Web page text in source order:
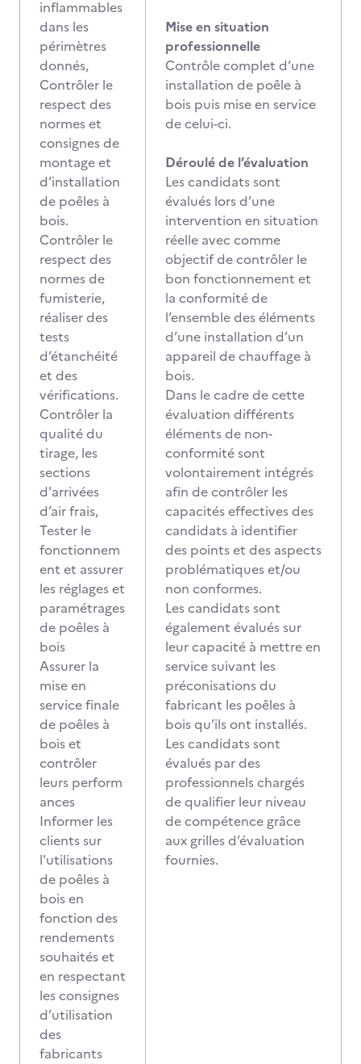
inflammables
dans les
périmètres
donnés,
Contrôler le
respect des
normes et
consignes de
montage et
d’installation
de poêles à
bois.
Contrôler le
respect des
normes de
fumisterie,
réaliser des
tests
d’étanchéité
et des
vérifications.
Contrôler la
qualité du
tirage, les
sections
d'arrivées
d’air frais,
Tester le
fonctionnem
ent et assurer
les réglages et
paramétrages
de poêles à
bois
Assurer la
mise en
service finale
de poêles à
bois et
contrôler
leurs perform
ances
Informer les
clients sur
l'utilisations
de poêles à
bois en
fonction des
rendements
souhaités et
en respectant
les consignes
d’utilisation
des
fabricants
Mise en situation
professionnelle
Contrôle complet d’une
installation de poêle à
bois puis mise en service
de celui-ci.
Déroulé de l’évaluation
Les candidats sont
évalués lors d’une
intervention en situation
réelle avec comme
objectif de contrôler le
bon fonctionnement et
la conformité de
l’ensemble des éléments
d’une installation d’un
appareil de chauffage à
bois.
Dans le cadre de cette
évaluation différents
éléments de non-
conformité sont
volontairement intégrés
afin de contrôler les
capacités effectives des
candidats à identifier
des points et des aspects
problématiques et/ou
non conformes.
Les candidats sont
également évalués sur
leur capacité à mettre en
service suivant les
préconisations du
fabricant les poêles à
bois qu’ils ont installés.
Les candidats sont
évalués par des
professionnels chargés
de qualifier leur niveau
de compétence grâce
aux grilles d’évaluation
fournies.